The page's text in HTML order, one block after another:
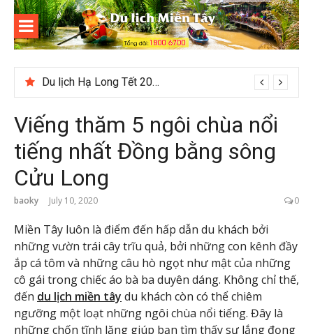
Skip
content
Du lịch
Miền Tây
Du lịch Hạ Long Tết 2026: Hành trình khám phá di sản nổi tiếng
Viếng thăm 5 ngôi chùa nổi
tiếng nhất Đồng bằng sông
Cửu Long
baoky July 10, 2020 0
Miền Tây luôn là điểm đến hấp dẫn du khách bởi
những vườn trái cây trĩu quả, bởi những con kênh đầy
ắp cá tôm và những câu hò ngọt như mật của những
cô gái trong chiếc áo bà ba duyên dáng. Không chỉ thế,
đến du lịch miền tây du khách còn có thể chiêm
ngưỡng một loạt những ngôi chùa nổi tiếng. Đây là
những chốn tĩnh lặng giúp bạn tìm thấy sự lắng đọng